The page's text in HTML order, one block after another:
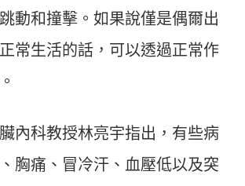
動和撞擊。如果說僅是偶爾出
常⽣活的話，可以透過正常作
內科教授林亮宇指出，有些病
胸痛、冒冷汗、⾎壓低以及突